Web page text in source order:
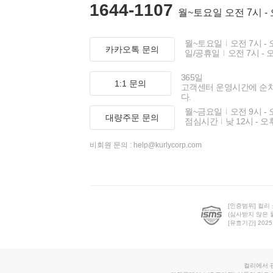
1644-1107 월~토요일 오전 7시 -
카카오톡 문의
월~토요일
오전 7시 -
일/공휴일
오전 7시 -
1:1 문의
365일
고객센터 운영시간에 순
다.
대량주문 문의
월~금요일
오전 9시 -
점심시간
낮 12시 - 오
비회원 문의 : help@kurlycorp.com
[인증범위] 컬리
(심사받지 않은
[유효기간]
컬리에서